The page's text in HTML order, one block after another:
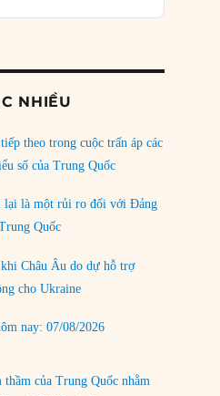
Bản?
Các quỹ đầu tư mạo
cạnh chính trị của vốn
thúc Chiến tranh Iran?
Bắc Kinh ở Biển Đông
NHIỀU
theo trong cuộc trấn áp các
số của Trung Quốc
lại là một rủi ro đối với Đảng
Quốc
Châu Âu do dự hỗ trợ
cho Ukraine
nay: 07/08/2026
thầm của Trung Quốc nhằm